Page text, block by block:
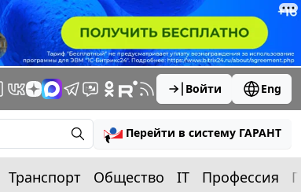
Войти Eng
Перейти в систему ГАРАНТ
Транспорт Общество IT Профессия